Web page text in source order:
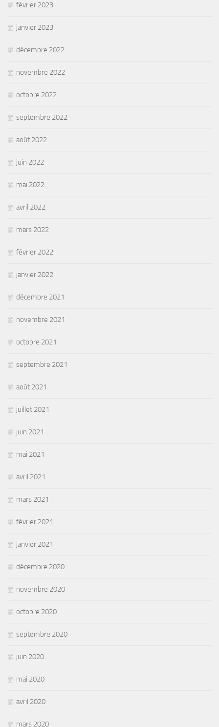
février 2023
janvier 2023
décembre 2022
novembre 2022
octobre 2022
septembre 2022
août 2022
juin 2022
mai 2022
avril 2022
mars 2022
février 2022
janvier 2022
décembre 2021
novembre 2021
octobre 2021
septembre 2021
août 2021
juillet 2021
juin 2021
mai 2021
avril 2021
mars 2021
février 2021
janvier 2021
décembre 2020
novembre 2020
octobre 2020
septembre 2020
juin 2020
mai 2020
avril 2020
mars 2020